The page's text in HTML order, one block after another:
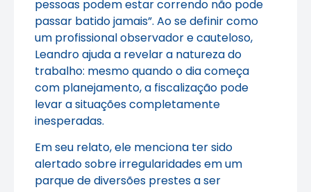
pessoas podem estar correndo não pode
passar batido jamais”. Ao se definir como
um profissional observador e cauteloso,
Leandro ajuda a revelar a natureza do
trabalho: mesmo quando o dia começa
com planejamento, a fiscalização pode
levar a situações completamente
inesperadas.
Em seu relato, ele menciona ter sido
alertado sobre irregularidades em um
parque de diversões prestes a ser